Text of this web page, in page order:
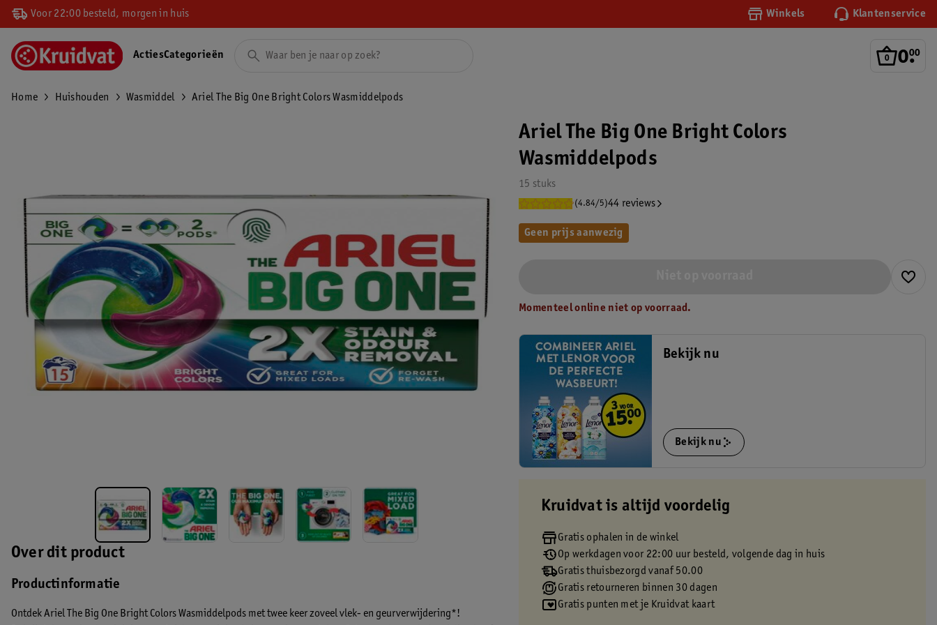
Voor 22:00 besteld, morgen in huis Winkels Klantenservice
0.
00
ActiesCategorieën
Home Huishouden Wasmiddel Ariel The Big One Bright Colors Wasmiddelpods
Over dit product
Productinformatie
Ontdek Ariel The Big One Bright Colors Wasmiddelpods met twee keer zoveel vlek- en geurverwijdering*!
Ariel The Big One Bright Colors
Wasmiddelpods
15 stuks
(4.84/5)44 reviews
Geen prijs aanwezig
Momenteel online niet op voorraad.
Bekijk nu
Bekijk nu
Kruidvat is altijd voordelig
Gratis ophalen in de winkel
Op werkdagen voor 22:00 uur besteld, volgende dag in huis
Gratis thuisbezorgd vanaf 50.00
Gratis retourneren binnen 30 dagen
Gratis punten met je Kruidvat kaart